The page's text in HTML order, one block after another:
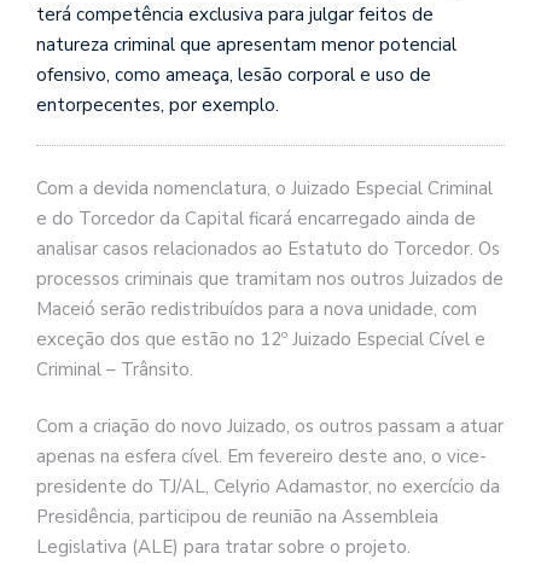
terá competência exclusiva para julgar feitos de
natureza criminal que apresentam menor potencial
ofensivo, como ameaça, lesão corporal e uso de
entorpecentes, por exemplo.
Com a devida nomenclatura, o Juizado Especial Criminal
e do Torcedor da Capital ficará encarregado ainda de
analisar casos relacionados ao Estatuto do Torcedor. Os
processos criminais que tramitam nos outros Juizados de
Maceió serão redistribuídos para a nova unidade, com
exceção dos que estão no 12º Juizado Especial Cível e
Criminal – Trânsito.
Com a criação do novo Juizado, os outros passam a atuar
apenas na esfera cível. Em fevereiro deste ano, o vice-
presidente do TJ/AL, Celyrio Adamastor, no exercício da
Presidência, participou de reunião na Assembleia
Legislativa (ALE) para tratar sobre o projeto.